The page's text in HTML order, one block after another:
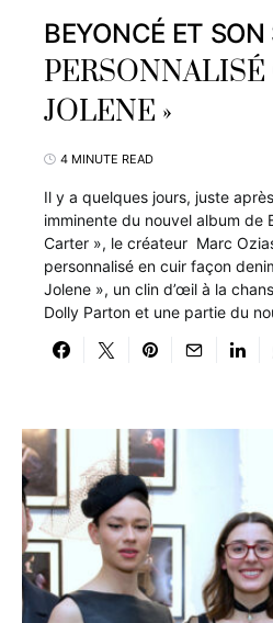
BEYONCÉ ET SON
PERSONNALISÉ
JOLENE »
4 MINUTE READ
Il y a quelques jours, juste
imminente du nouvel album de
Carter », le créateur Marc
personnalisé en cuir façon
Jolene », un clin d’œil à la
Dolly Parton et une partie du